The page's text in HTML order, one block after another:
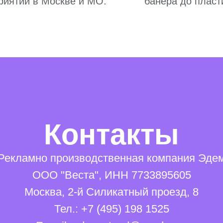
Контакты
производственная компания
ООО "Веста", ИНН 7733895605
Москва, 2-й Силикатный проезд, 8
Тел.: +7 (495) 198 1525